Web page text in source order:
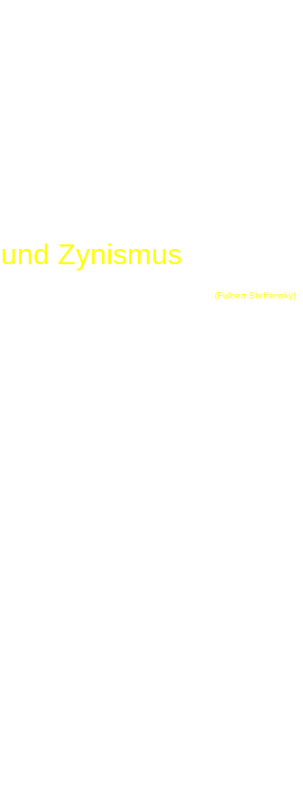
Zynismus
(Fulbert Steffensky)